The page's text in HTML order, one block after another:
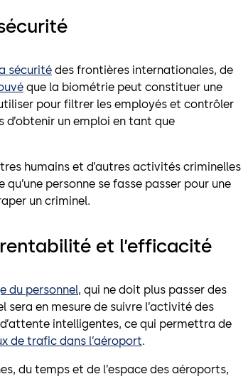
sécurité des frontières internationales, de
que la biométrie peut constituer une
pour filtrer les employés et contrôler
d’obtenir un emploi en tant que
humains et d’autres activités criminelles
personne se fasse passer pour une
un criminel.
et l’efficacité
du personnel, qui ne doit plus passer des
sera en mesure de suivre l’activité des
intelligentes, ce qui permettra de
de trafic dans l’aéroport.
du temps et de l’espace des aéroports,